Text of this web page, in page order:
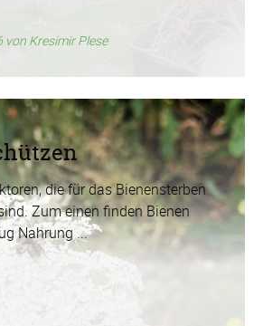
von Kresimir Plese
die für das Bienensterben
Zum einen finden Bienen
Nahrung ...